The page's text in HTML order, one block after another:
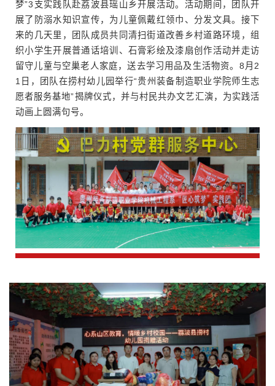
梦”3支实践队赴荔波县瑶山乡开展活动。活动期间，团队开
展了防溺水知识宣传，为儿童佩戴红领巾、分发文具。接下
来的几天里，团队成员共同清扫街道改善乡村道路环境，组
织小学生开展普通话培训、石膏彩绘及漆扇创作活动并走访
留守儿童与空巢老人家庭，送去学习用品及生活物资。8月2
1日，团队在捞村幼儿园举行“贵州装备制造职业学院师生志
愿者服务基地”揭牌仪式，并与村民共办文艺汇演，为实践活
动画上圆满句号。